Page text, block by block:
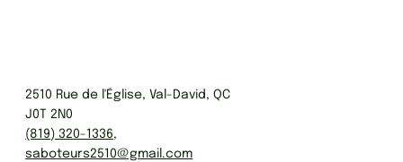
2510 Rue de l'Église, Val-David, QC
J0T 2N0
(819) 320-1336‬,
saboteurs2510@gmail.com